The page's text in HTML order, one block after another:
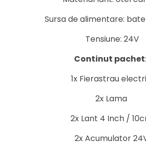
Sursa de alimentare:
Tensiune: 24V
Continut
1x Fierastrau
2x Lama
2x Lant 4 Inch /
2x Acumulator